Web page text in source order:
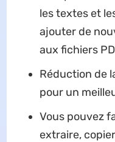
les textes et
ajouter de
aux fichiers
Réduction de
pour un
Vous pouvez
extraire,